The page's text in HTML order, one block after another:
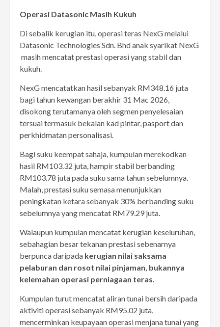
Operasi Datasonic Masih Kukuh
Di sebalik kerugian itu, operasi teras NexG melalui
Datasonic Technologies Sdn. Bhd anak syarikat NexG
masih mencatat prestasi operasi yang stabil dan
kukuh.
NexG mencatatkan hasil sebanyak RM348.16 juta
bagi tahun kewangan berakhir 31 Mac 2026,
disokong terutamanya oleh segmen penyelesaian
tersuai termasuk bekalan kad pintar, pasport dan
perkhidmatan personalisasi.
Bagi suku keempat sahaja, kumpulan merekodkan
hasil RM103.32 juta, hampir stabil berbanding
RM103.78 juta pada suku sama tahun sebelumnya.
Malah, prestasi suku semasa menunjukkan
peningkatan ketara sebanyak 30% berbanding suku
sebelumnya yang mencatat RM79.29 juta.
Walaupun kumpulan mencatat kerugian keseluruhan,
sebahagian besar tekanan prestasi sebenarnya
berpunca daripada kerugian nilai saksama
pelaburan dan rosot nilai pinjaman, bukannya
kelemahan operasi perniagaan teras.
Kumpulan turut mencatat aliran tunai bersih daripada
aktiviti operasi sebanyak RM95.02 juta,
mencerminkan keupayaan operasi menjana tunai yang